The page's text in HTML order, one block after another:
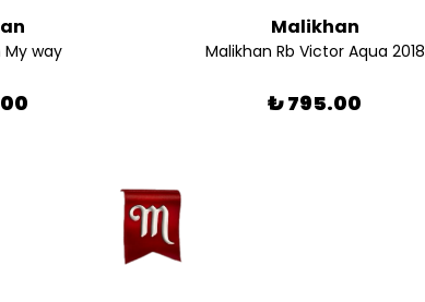
My way
Malikhan
Malikhan Rb Victor Aqua 2018
₺ 795.00